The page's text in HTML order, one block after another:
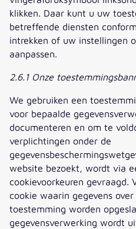
klikken. Daar kunt u uw
betreffende diensten conform
intrekken of uw instellingen
aanpassen.
2.6.1 Onze
We gebruiken een
voor bepaalde
documenteren en om te
verplichtingen onder de
website bezoekt, wordt via
cookievoorkeuren gevraagd.
cookie waarin gegevens
toestemming worden
gegevensverwerking wordt